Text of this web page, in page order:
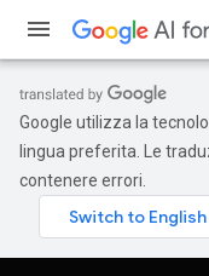
Google utilizza la
lingua preferita. Le
contenere errori.